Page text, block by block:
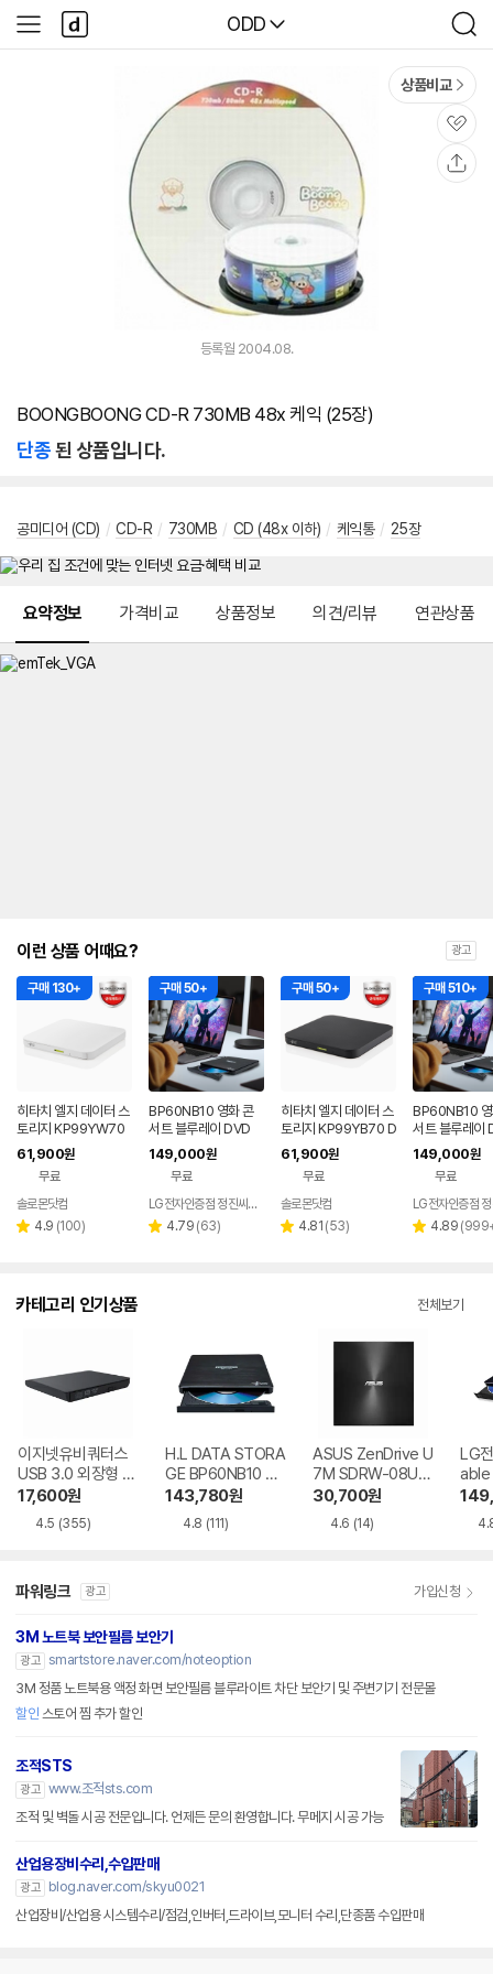
다나와
ODD
검
색
사
이
다
나
와
상품비교
관
심
등록월 2004.08.
BOONGBOONG CD-R 730MB 48x 케익 (25장)
단종된 상품입니다.
공미디어 (CD) / CD-R / 730MB / CD (48x 이하) / 케익통 / 25장
요약정보 가격비교 상품정보 의견/리뷰 연관상품
이런 상품 어때요? 광고
구매 130+
히타치 엘지 데이터 스
토리지 KP99YW70
DVD 화이트 외장OD
D CD DVD 리핑 안드
로이드
61,900원
무료
페이
솔로몬닷컴
별 4.9 리
(100)
구매 50+
BP60NB10 영화 콘
서트 블루레이 DVD
플레이어 노트북 외장
ODD 맥 호환
149,000원
무료
LG전자인증점 정진씨앤에스
별 4.79 리
(63)
구매 50+
히타치 엘지 데이터 스
토리지 KP99YB70 D
VD 블랙 외장ODD C
D DVD 리핑 안드로이
61,900원
무료
페이
솔로몬닷컴
별 4.81 리
(53)
구매 510+
BP60NB10 영
서트 블루레이
D 재생 리핑 노
장 ODD
149,000원
무료
별 4.89 리
(
카테고리 인기상품 전체보기
이지넷유비쿼터스
USB 3.0 외장형 D
VD-RW NEXT-20
0DVD-RW
17,600원
4.5 (355)
H.L DATA STORA
GE BP60NB10 블
루레이 외장ODD
143,780원
4.8 (111)
ASUS ZenDrive U
7M SDRW-08U7
M-U-B
30,700원
4.6 (14)
LG
able
파워링크 광고 가입신청
3M 노트북 보안필름 보안기
광고 smartstore.naver.com/noteoption
3M 정품 노트북용 액정 화면 보안필름 블루라이트 차단 보안기 및 주변기기 전문몰
할인 스토어 찜 추가 할인
조적STS
광고 www.조적sts.com
조적 및 벽돌 시공 전문입니다. 언제든 문의 환영합니다. 무메지 시공 가능
산업용장비수리,수입판매
광고
blog.naver.com/skyu0021
산업장비/산업용 시스템수리/점검,인버터,드라이브,모니터 수리,단종품 수입판매